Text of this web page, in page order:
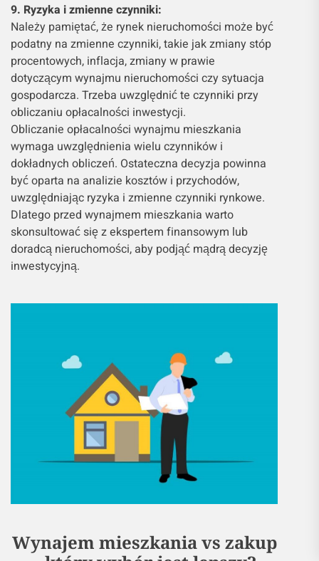
9. Ryzyka i zmienne czynniki:
Należy pamiętać, że rynek nieruchomości może być
podatny na zmienne czynniki, takie jak zmiany stóp
procentowych, inflacja, zmiany w prawie
dotyczącym wynajmu nieruchomości czy sytuacja
gospodarcza. Trzeba uwzględnić te czynniki przy
obliczaniu opłacalności inwestycji.
Obliczanie opłacalności wynajmu mieszkania
wymaga uwzględnienia wielu czynników i
dokładnych obliczeń. Ostateczna decyzja powinna
być oparta na analizie kosztów i przychodów,
uwzględniając ryzyka i zmienne czynniki rynkowe.
Dlatego przed wynajmem mieszkania warto
skonsultować się z ekspertem finansowym lub
doradcą nieruchomości, aby podjąć mądrą decyzję
inwestycyjną.
Wynajem mieszkania vs zakup